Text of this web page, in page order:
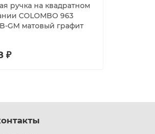
ручка на квадратном
COLOMBO 963
GM матовый графит
₽